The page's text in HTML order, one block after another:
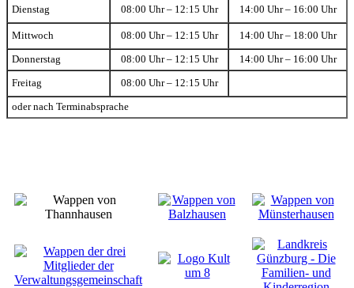
Dienstag 08:00 Uhr – 12:15 Uhr 14:00 Uhr – 16:00 Uhr
Mittwoch 08:00 Uhr – 12:15 Uhr 14:00 Uhr – 18:00 Uhr
Donnerstag 08:00 Uhr – 12:15 Uhr 14:00 Uhr – 16:00 Uhr
Freitag 08:00 Uhr – 12:15 Uhr
oder nach Terminabsprache